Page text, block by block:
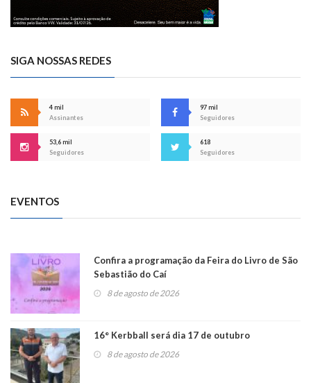
SIGA NOSSAS REDES
4 mil
Assinantes
97 mil
Seguidores
53,6 mil
Seguidores
618
Seguidores
EVENTOS
Confira a programação da Feira do Livro de São
Sebastião do Caí
8 de agosto de 2026
16° Kerbball será dia 17 de outubro
8 de agosto de 2026